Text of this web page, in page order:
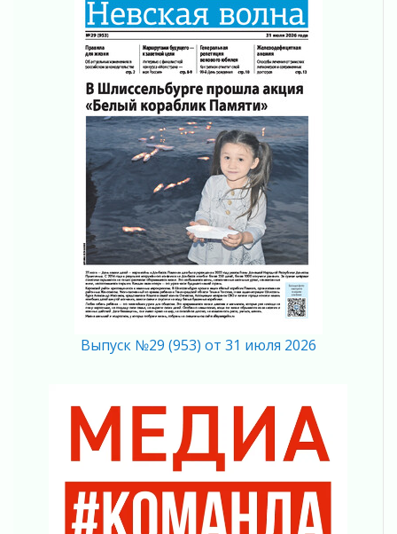
В Ленобласти открылась экспозиция к 150-
летию Билибина
01 августа 2026
Лето без гаджетов
01 августа 2026
Болезнь девственниц и вампиров
01 августа 2026
Безмолвный крик о помощи
01 августа 2026
В музей всей семьёй
01 августа 2026
Без заявлений и очередей
01 августа 2026
Не женское это дело...уверены?
01 августа 2026
01 августа 2026
Один в поле — не воин
01 августа 2026
Пик топливного кризиса в регионе прошёл
О мужестве, долге и стойкости
31 июля 2026
Выпуск №29 (953) от 31 июля 2026